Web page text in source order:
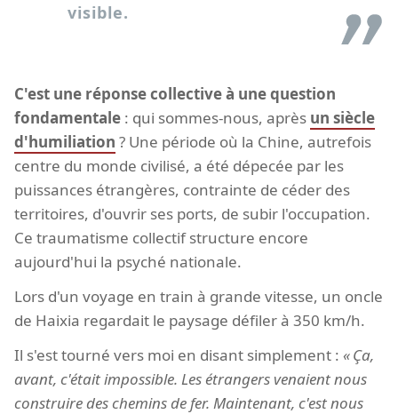
visible.
C'est une réponse collective à une question
fondamentale : qui sommes-nous, après un siècle
d'humiliation ? Une période où la Chine, autrefois
centre du monde civilisé, a été dépecée par les
puissances étrangères, contrainte de céder des
territoires, d'ouvrir ses ports, de subir l'occupation.
Ce traumatisme collectif structure encore
aujourd'hui la psyché nationale.
Lors d'un voyage en train à grande vitesse, un oncle
de Haixia regardait le paysage défiler à 350 km/h.
Il s'est tourné vers moi en disant simplement :
Ça,
avant, c'était impossible. Les étrangers venaient nous
construire des chemins de fer. Maintenant, c'est nous